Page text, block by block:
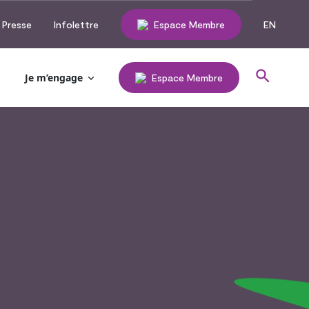
Presse Infolettre Espace Membre EN
Je m’engage Espace Membre